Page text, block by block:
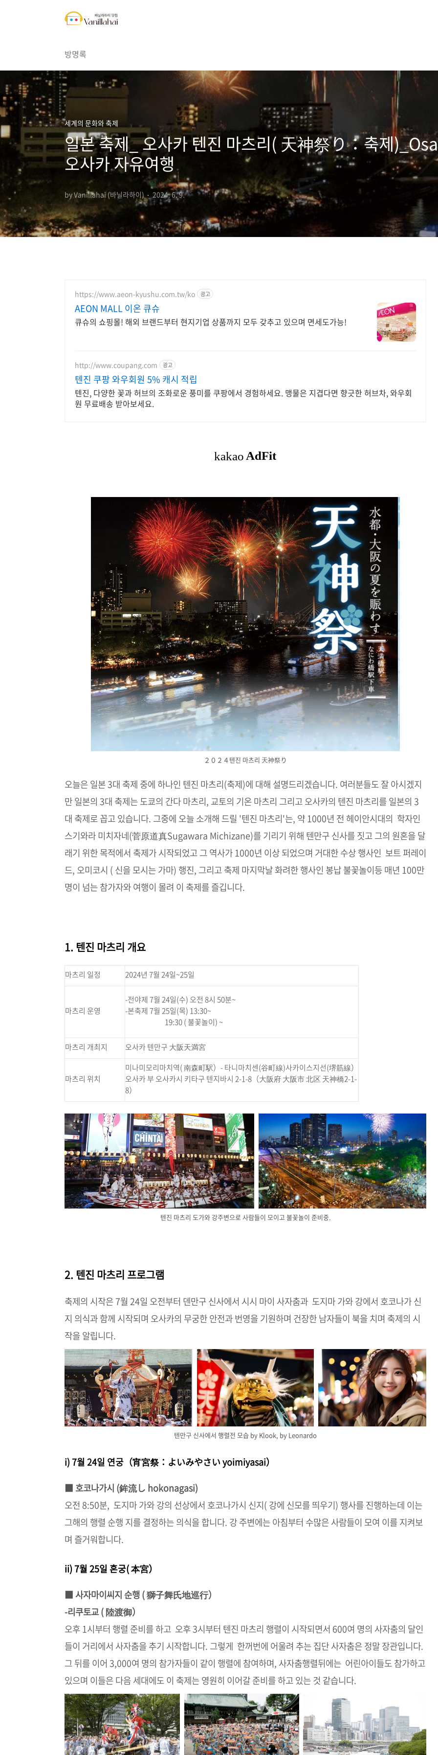
방명록
세계의 문화와 축제
일본 축제_ 오사카 텐진 마츠리( 天神祭り：축제
오사카 자유여행
by Vanillahai (바닐라하이) 2024. 6. 9.
https://www.aeon-kyushu.com.tw/ko 광고
AEON MALL 이온 큐슈
큐슈의 쇼핑몰! 해외 브랜드부터 현지기업 상품까지 모두 갖추고 있으며 면세도가능!
http://www.coupang.com 광고
텐진 쿠팡 와우회원 5% 캐시 적립
텐진, 다양한 꽃과 허브의 조화로운 풍미를 쿠팡에서 경험하세요. 맹물은 지겹다면 향긋한 허브차, 와우회
원 무료배송 받아보세요.
２０２４텐진 마츠리 天神祭り
오늘은 일본 3대 축제 중에 하나인 텐진 마츠리(축제)에 대해 설명드리겠습니다. 여러분들도 잘 아시겠지
만 일본의 3대 축제는 도쿄의 간다 마츠리, 교토의 기온 마츠리 그리고 오사카의 텐진 마츠리를 일본의 3
대 축제로 꼽고 있습니다. 그중에 오늘 소개해 드릴 '텐진 마츠리'는, 약 1000년 전 헤이안시대의 학자인
스기와라 미치자네(菅原道真Sugawara Michizane)를 기리기 위해 텐만구 신사를 짓고 그의 원혼을 달
래기 위한 목적에서 축제가 시작되었고 그 역사가 1000년 이상 되었으며 거대한 수상 행사인 보트 퍼레이
드, 오미코시 ( 신을 모시는 가마) 행진, 그리고 축제 마지막날 화려한 행사인 봉납 불꽃놀이등 매년 100만
명이 넘는 참가자와 여행이 몰려 이 축제를 즐깁니다.
1. 텐진 마츠리 개요
마츠리 일정 2024년 7월 24일~25일
마츠리 운영
-전야제 7월 24일(수) 오전 8시 50분~
-본축제 7월 25일(목) 13:30~
19:30 ( 불꽃놀이) ~
마츠리 개최지 오사카 텐만구 大阪天満宮
마츠리 위치
미나미모리마치역( 南森町駅）- 타니마치센(谷町線)사카이스지선(堺筋線）
오사카 부 오사카시 키타구 텐지바시 2-1-8（大阪府 大阪市 北区 天神橋2-1-
8）
텐진 마츠리 도가와 강주변으로 사람들이 모이고 불꽃놀이 준비중.
2. 텐진 마츠리 프로그램
축제의 시작은 7월 24일 오전부터 덴만구 신사에서 시시 마이 사자춤과 도지마 가와 강에서 호코나가 신
지 의식과 함께 시작되며 오사카의 무궁한 안전과 번영을 기원하며 건장한 남자들이 북을 치며 축제의 시
작을 알립니다.
텐만구 신사에서 행렬전 모습 by Klook, by Leonardo
i) 7월 24일 연궁（宵宮祭：よいみやさい yoimiyasai）
■ 호코나가시 (鉾流し hokonagasi)
오전 8:50분, 도지마 가와 강의 선상에서 호코나가시 신지( 강에 신모를 띄우기) 행사를 진행하는데 이는
그해의 행렬 순행 지를 결정하는 의식을 합니다. 강 주변에는 아침부터 수많은 사람들이 모여 이를 지켜보
며 즐거워합니다.
ii) 7월 25일 혼궁( 本宮）
■ 사자마이씨지 순행 ( 獅子舞氏地巡行）
-리쿠토교 ( 陸渡御）
오후 1시부터 행렬 준비를 하고 오후 3시부터 텐진 마츠리 행렬이 시작되면서 600여 명의 사자춤의 달인
들이 거리에서 사자춤을 추기 시작합니다. 그렇게 한꺼번에 어울려 추는 집단 사자춤은 정말 장관입니다.
그 뒤를 이어 3,000여 명의 참가자들이 같이 행렬에 참여하며, 사자춤행렬뒤에는 어린아이들도 참가하고
있으며 이들은 다음 세대에도 이 축제는 영원히 이어갈 준비를 하고 있는 것 같습니다.